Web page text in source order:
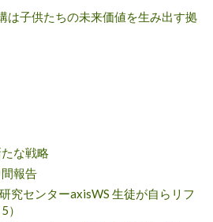
は子供たちの未来価値を生み出す拠
な戦略
報告
究センターaxisWS 生徒が自らリフ